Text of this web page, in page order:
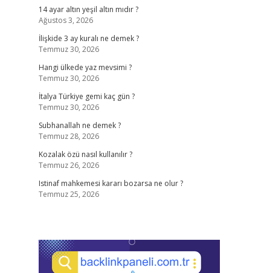
14 ayar altın yeşil altın mıdır ?
Ağustos 3, 2026
İlişkide 3 ay kuralı ne demek ?
Temmuz 30, 2026
Hangi ülkede yaz mevsimi ?
Temmuz 30, 2026
İtalya Türkiye gemi kaç gün ?
Temmuz 30, 2026
Subhanallah ne demek ?
Temmuz 28, 2026
Kozalak özü nasıl kullanılır ?
Temmuz 26, 2026
Istinaf mahkemesi kararı bozarsa ne olur ?
Temmuz 25, 2026